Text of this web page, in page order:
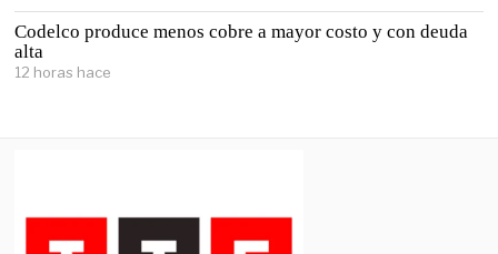
Codelco produce menos cobre a mayor costo y con deuda
alta
12 horas hace